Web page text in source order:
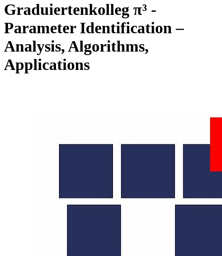
Graduiertenkolleg π³ -
Parameter Identification –
Analysis, Algorithms,
Applications